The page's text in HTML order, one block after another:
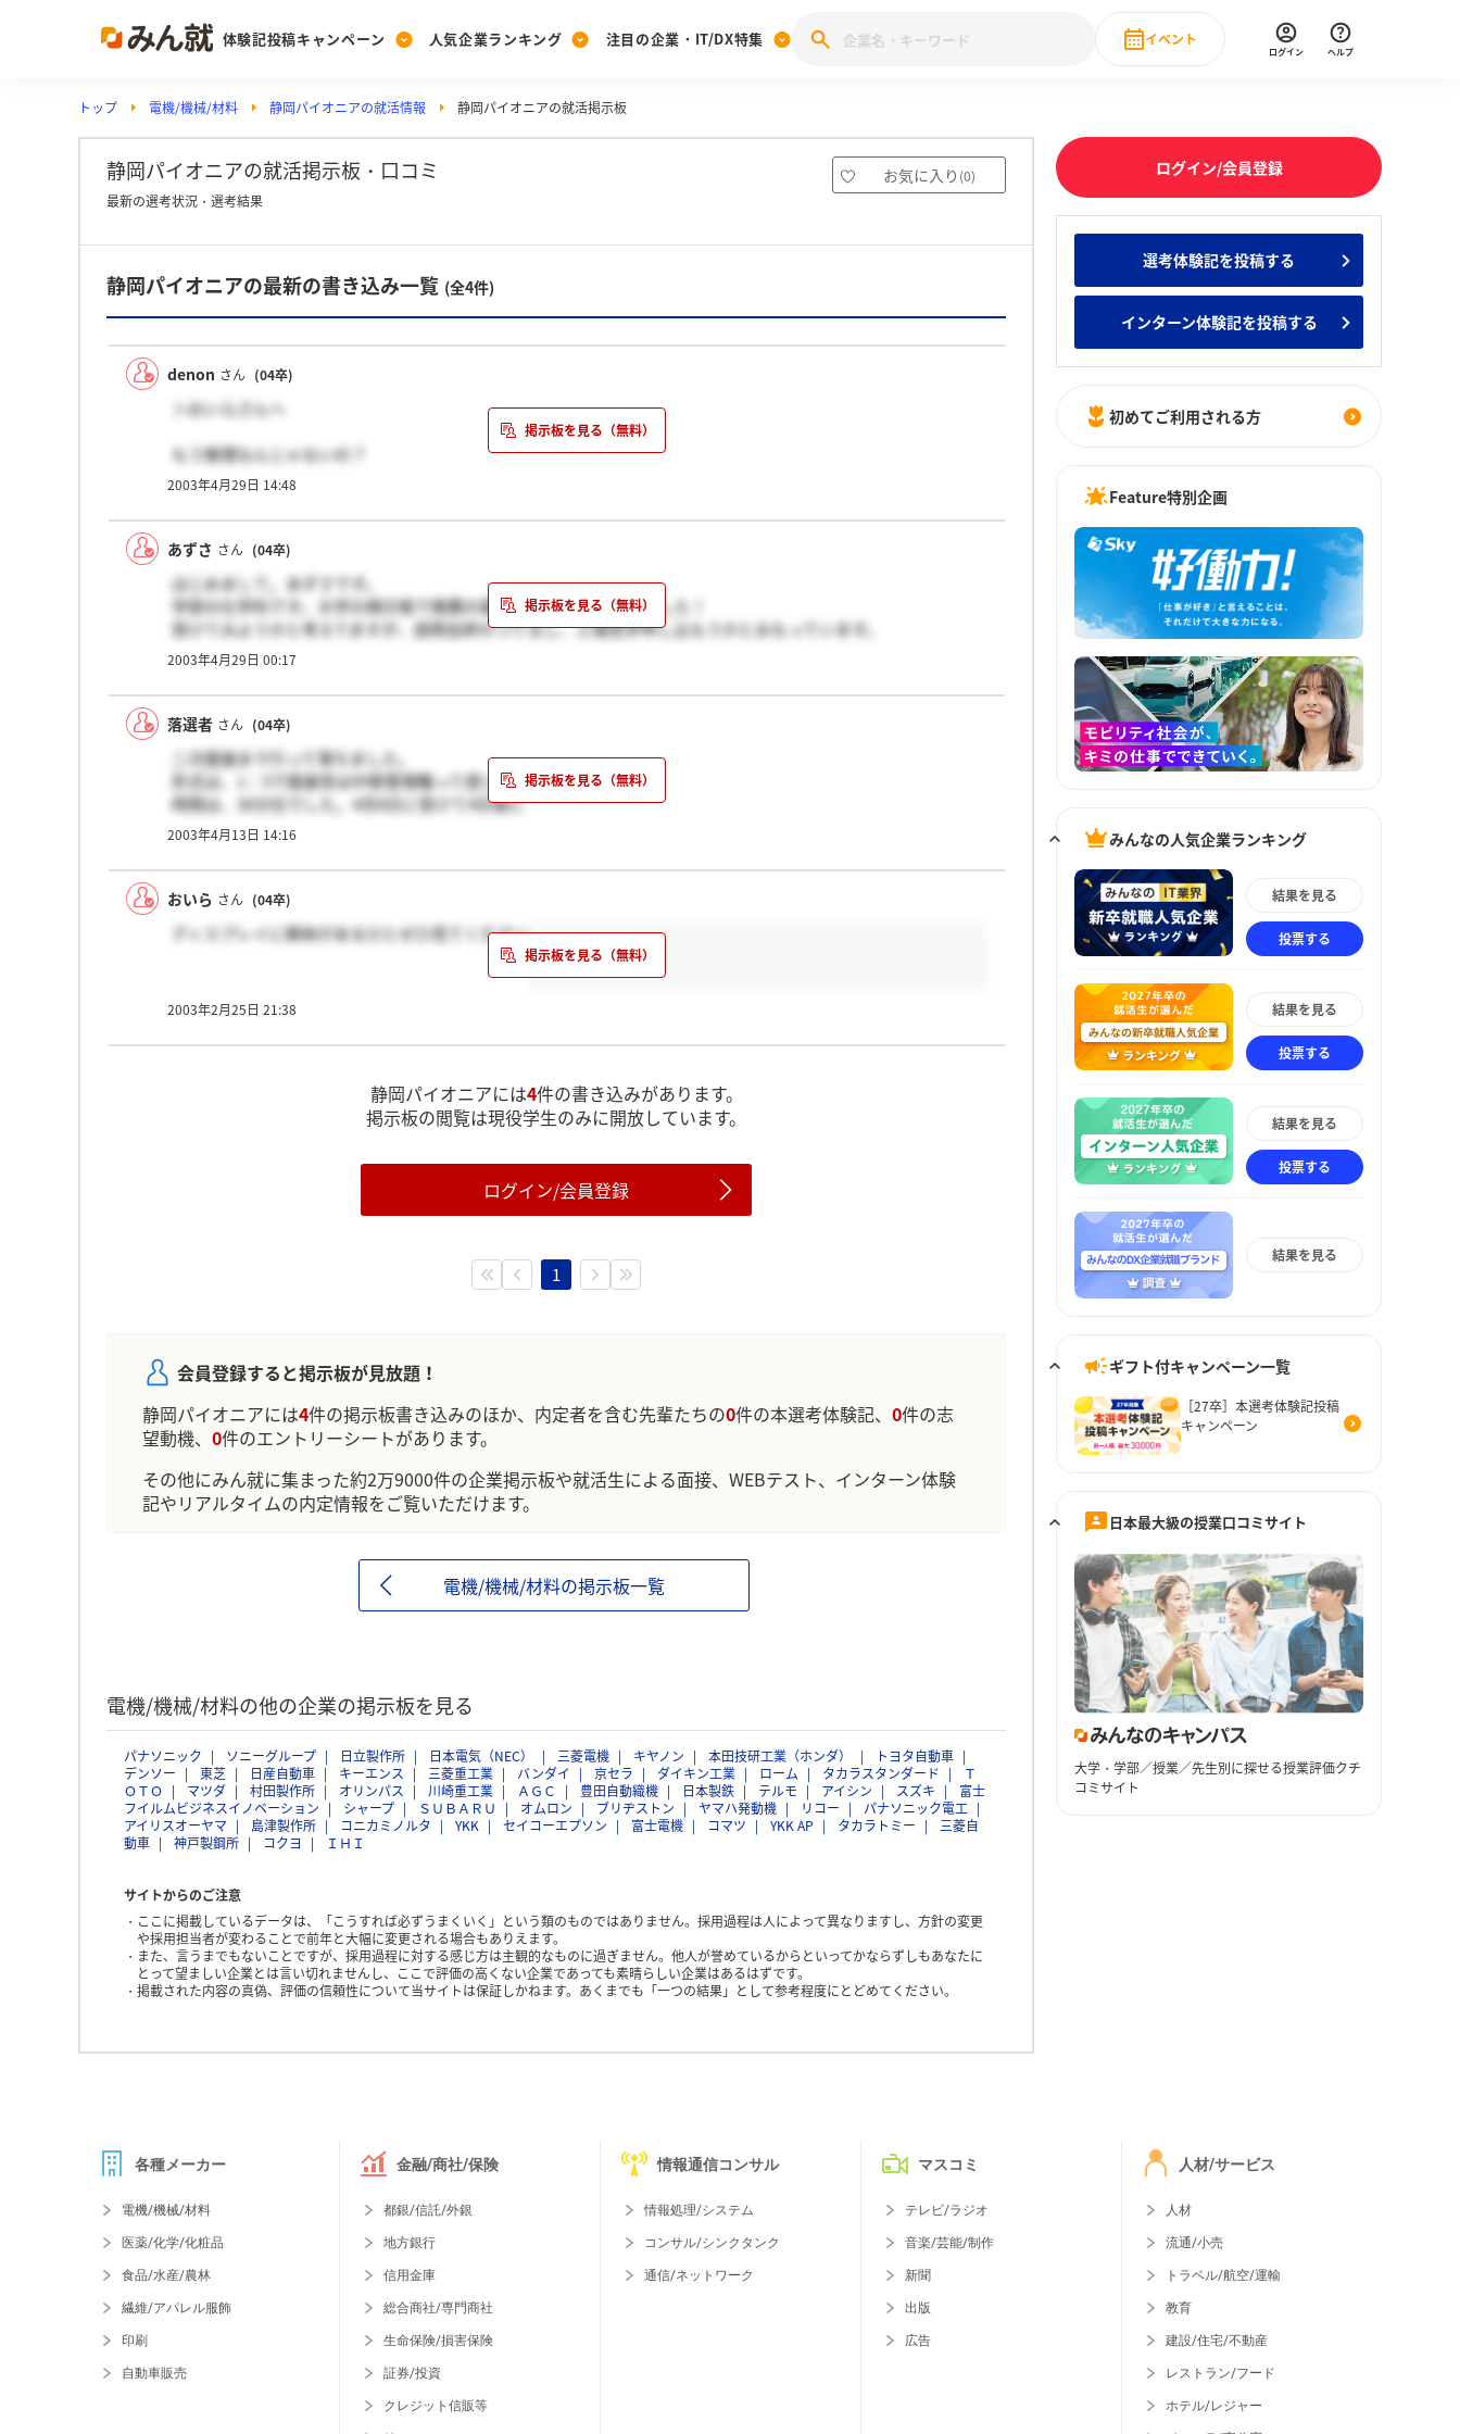
体験記投稿キャンペーン
Post
投稿する
[27卒] 本選考体験記投稿キャンペーン
人気企業ランキング
Ranking
ランキングを見る
Vote
投票する
みんなの新卒就職人気企業ランキング みんなのインターン人気企業ランキ
注目の企業・IT/DX特集
PickUp
注目の企業特集
28卒 IT・DX現場社員インタビュー
動画で知ろう！業界・企業研究
イベント
直近のイベント一覧
ログイン ヘルプ
トップ 電機/機械/材料 静岡パイオニアの就活情報 静岡パイオニアの就活掲示板
静岡パイオニアの就活掲示板・口コミ お気に入り (0)
最新の選考状況・選考結果
静岡パイオニアの最新の書き込み一覧 (全4件)
denon さん (04卒)
＞おいらさんへ
もう無理なんじゃないの？
わからんけ
落選者さんへ
会社は即戦力を狙っているんかな。だとしたら学部生は相当不利だよね。所詮大学の勉強なんて勉強の仕方を
学んでいるだけだし。
難しいよ。
2003年4月29日 14:48
あずさ さん (04卒)
はじめまして。あずさです。
学部の化学科です。大学の掲示板で推薦の募集があり、興味もちました！
受けてみようかと考えてますが、説明会終わってるし、工場見学申し込もうかとおもっています。
どなたかどんな雰囲気の会社だったか教えてもらえませんか。落選者さんは、一般で受けたのですか?なんか学
2003年4月29日 00:17
落選者 さん (04卒)
二次面接まで行って落ちました。
形式は、1：3で面接官は中堅管理職って感じの人。
時間は、30分位でした。4月8日に受けて4日後に
メールで落選が通知されました。
面接内容は、自己PR、志望理由、入社したら具体的に
何がしたいか、何が出来るか。また、学校でわが社にとって有益となる何を学んできたかとか。
学部生って基礎的なことしか学んでないのになぁって
このような質問をされたとき思います。
やはり、即戦力となりうる院生の方が会社にとっては
2003年4月13日 14:16
おいら さん (04卒)
ディスプレイに興味があるひとぜひ見てください
2003年2月25日 21:38
静岡パイオニアには4件の書き込みがあります。
掲示板の閲覧は現役学生のみに開放しています。
ログイン/会員登録
1
会員登録すると掲示板が見放題！
静岡パイオニアには4件の掲示板書き込みのほか、内定者を含む先輩たちの0件の本選考体験記、 0件の志
望動機、 0件のエントリーシートがあります。
その他にみん就に集まった約2万9000件の企業掲示板や就活生による面接、WEBテスト、インターン体験
記やリアルタイムの内定情報をご覧いただけます。
電機/機械/材料の掲示板一覧
電機/機械/材料の他の企業の掲示板を見る
パナソニック ソニーグループ 日立製作所 日本電気（NEC） 三菱電機 キヤノン 本田技研工業（ホンダ）
トヨタ自動車
デンソー
東芝 日産自動車 キーエンス 三菱重工業 バンダイ 京セラ ダイキン工業 ローム タカラスタンダード
Ｔ
ＯＴＯ
マツダ 村田製作所 オリンパス 川崎重工業 ＡＧＣ 豊田自動織機 日本製鉄 テルモ アイシン スズキ
富士
フイルムビジネスイノベーション
シャープ ＳＵＢＡＲＵ オムロン ブリヂストン ヤマハ発動機 リコー
パナソニック電工
アイリスオーヤマ
島津製作所 コニカミノルタ YKK セイコーエプソン 富士電機 コマツ YKK AP タカラトミー
三菱自
動車
神戸製鋼所 コクヨ ＩＨＩ
サイトからのご注意
ここに掲載しているデータは、「こうすれば必ずうまくいく」という類のものではありません。採用過程は人によって異なりますし、方針の変更
や採用担当者が変わることで前年と大幅に変更される場合もありえます。
また、言うまでもないことですが、採用過程に対する感じ方は主観的なものに過ぎません。他人が誉めているからといってかならずしもあなたに
とって望ましい企業とは言い切れませんし、ここで評価の高くない企業であっても素晴らしい企業はあるはずです。
掲載された内容の真偽、評価の信頼性について当サイトは保証しかねます。あくまでも「一つの結果」として参考程度にとどめてください。
ログイン/会員登録
選考体験記を投稿する
インターン体験記を投稿する
初めてご利用される方
Feature特別企画
みんなの人気企業ランキング
結果を見る
投票する
結果を見る
投票する
結果を見る
投票する
結果を見る
ギフト付キャンペーン一覧
［27卒］本選考体験記投稿
キャンペーン
日本最大級の授業口コミサイト
大学・学部／授業／先生別に探せる授業評価クチ
コミサイト
各種メーカー
電機/機械/材料
医薬/化学/化粧品
食品/水産/農林
繊維/アパレル服飾
印刷
自動車販売
金融/商社/保険
都銀/信託/外銀
地方銀行
信用金庫
総合商社/専門商社
生命保険/損害保険
証券/投資
クレジット信販等
情報通信コンサル
情報処理/システム
コンサル/シンクタンク
通信/ネットワーク
マスコミ
テレビ/ラジオ
音楽/芸能/制作
新聞
出版
広告
人材/サービス
人材
流通/小売
トラベル/航空/運輸
教育
建設/住宅/不動産
レストラン/フード
ホテル/レジャー